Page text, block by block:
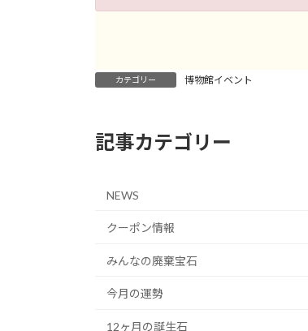
カテゴリー 博物館イベント
記事カテゴリー
NEWS
クーポン情報
みんなの廃棄宝石
今月の運勢
12ヶ月の誕生石